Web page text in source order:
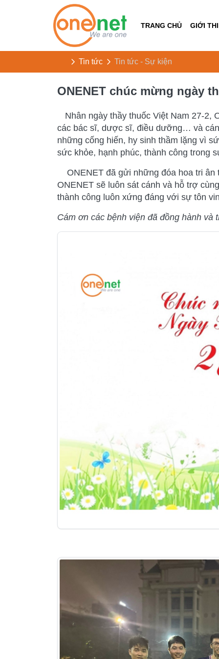
TRANG CHỦ GIỚI
Trang chủ
Tin tức Tin tức - Sự kiện
ONENET chúc mừng ngày
Nhân ngày thầy thuốc Việt Nam 27-
các bác sĩ, dược sĩ, điều dưỡng… và
những cống hiến, hy sinh thầm lặng vì
sức khỏe, hạnh phúc, thành công trong
ONENET đã gửi những đóa hoa tri ân
ONENET sẽ luôn sát cánh và hỗ trợ
thành công luôn xứng đáng với sự tôn
Cám ơn các bệnh viện đã đồng hành và